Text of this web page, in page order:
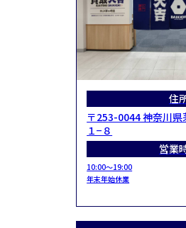
住
〒253-0044 神奈川県
１−８
営業
10:00～19:00
年末年始休業